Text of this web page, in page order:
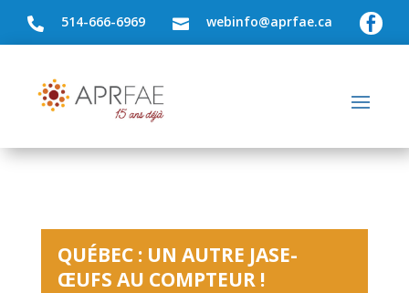
 514-666-6969  webinfo@aprfae.ca 
QUÉBEC : UN AUTRE JASE-
ŒUFS AU COMPTEUR !